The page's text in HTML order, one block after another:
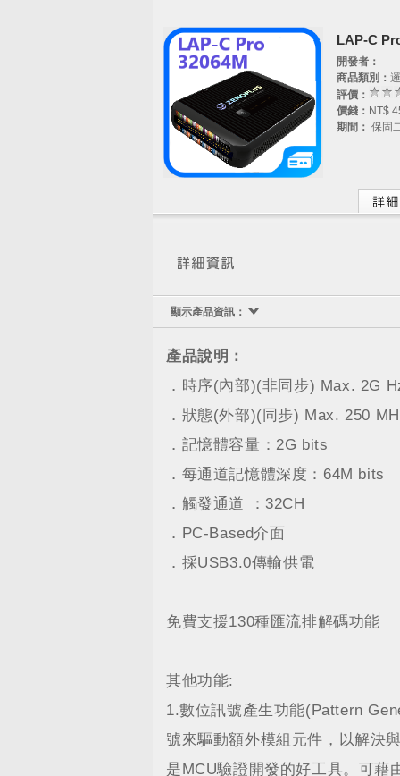
LAP-C
開發者：
商品類別：
評價：
價錢： NT$
期間： 保固
顯示產品資訊：
產品說明：
．時序(內部)(非同步) Max. 2G
．狀態(外部)(同步) Max. 250
．記憶體容量：2G bits
．每通道記憶體深度：64M bits
．觸發通道 ：32CH
．PC-Based介面
．採USB3.0傳輸供電
免費支援130種匯流排解碼功能
其他功能:
1.數位訊號產生功能(Pattern
號來驅動額外模組元件，以解決
是MCU驗證開發的好工具。可藉